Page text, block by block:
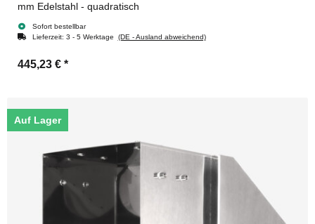
mm Edelstahl - quadratisch
Sofort bestellbar
Lieferzeit: 3 - 5 Werktage (DE - Ausland abweichend)
445,23 € *
Auf Lager